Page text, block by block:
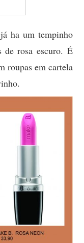
ha um tempinho
de rosa escuro. É
roupas em cartela